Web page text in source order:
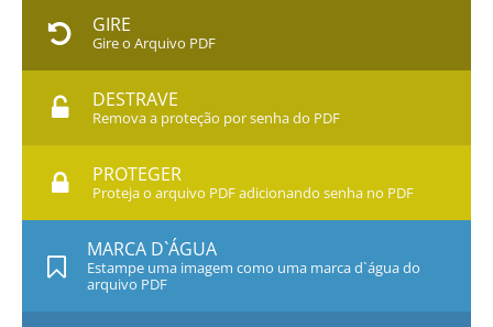
GIRE
Gire o Arquivo PDF
DESTRAVE
Remova a proteção por senha do PDF
PROTEGER
Proteja o arquivo PDF adicionando senha no PDF
MARCA D`ÁGUA
Estampe uma imagem como uma marca d`água do
arquivo PDF